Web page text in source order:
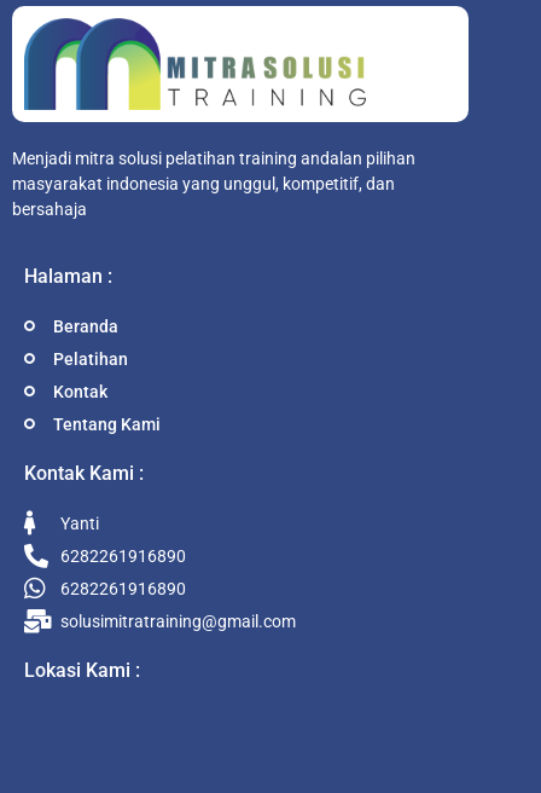
Menjadi mitra solusi pelatihan training andalan pilihan
masyarakat indonesia yang unggul, kompetitif, dan
bersahaja
Halaman :
Beranda
Pelatihan
Kontak
Tentang Kami
Kontak Kami :
Yanti
6282261916890
6282261916890
solusimitratraining@gmail.com
Lokasi Kami :